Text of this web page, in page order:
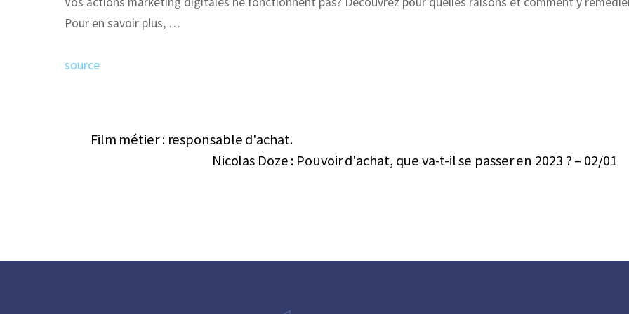
Pour en savoir plus, …
source
Film métier : responsable d'achat.
Nicolas Doze : Pouvoir d'achat, que va-t-il se passer en 2023 ? – 02/01